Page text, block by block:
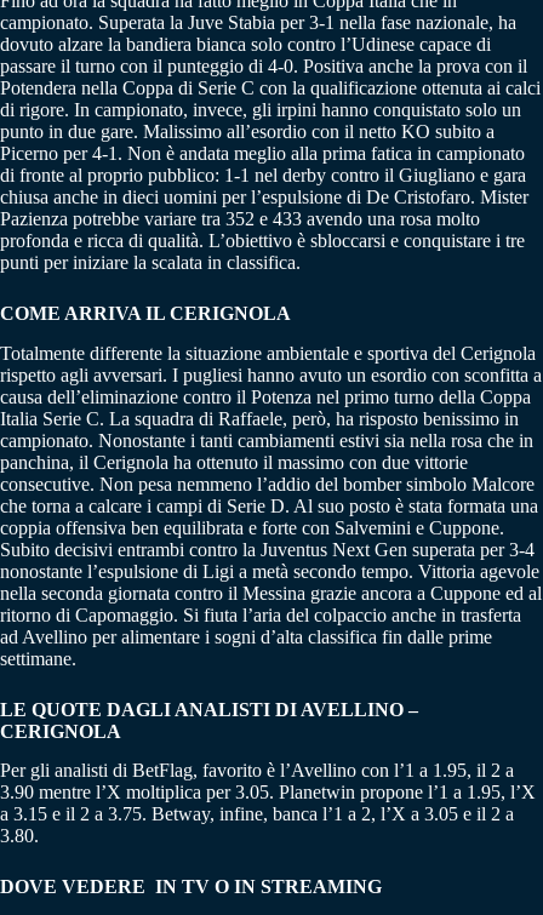
campionato. Superata la Juve Stabia per 3-1 nella fase nazionale, ha
dovuto alzare la bandiera bianca solo contro l’Udinese capace di
passare il turno con il punteggio di 4-0. Positiva anche la prova con il
Potendera nella Coppa di Serie C con la qualificazione ottenuta ai calci
di rigore. In campionato, invece, gli irpini hanno conquistato solo un
punto in due gare. Malissimo all’esordio con il netto KO subito a
Picerno per 4-1. Non è andata meglio alla prima fatica in campionato
di fronte al proprio pubblico: 1-1 nel derby contro il Giugliano e gara
chiusa anche in dieci uomini per l’espulsione di De Cristofaro. Mister
Pazienza potrebbe variare tra 352 e 433 avendo una rosa molto
profonda e ricca di qualità. L’obiettivo è sbloccarsi e conquistare i tre
punti per iniziare la scalata in classifica.
COME ARRIVA IL CERIGNOLA
Totalmente differente la situazione ambientale e sportiva del Cerignola
rispetto agli avversari. I pugliesi hanno avuto un esordio con sconfitta a
causa dell’eliminazione contro il Potenza nel primo turno della Coppa
Italia Serie C. La squadra di Raffaele, però, ha risposto benissimo in
campionato. Nonostante i tanti cambiamenti estivi sia nella rosa che in
panchina, il Cerignola ha ottenuto il massimo con due vittorie
consecutive. Non pesa nemmeno l’addio del bomber simbolo Malcore
che torna a calcare i campi di Serie D. Al suo posto è stata formata una
coppia offensiva ben equilibrata e forte con Salvemini e Cuppone.
Subito decisivi entrambi contro la Juventus Next Gen superata per 3-4
nonostante l’espulsione di Ligi a metà secondo tempo. Vittoria agevole
nella seconda giornata contro il Messina grazie ancora a Cuppone ed al
ritorno di Capomaggio. Si fiuta l’aria del colpaccio anche in trasferta
ad Avellino per alimentare i sogni d’alta classifica fin dalle prime
settimane.
LE QUOTE DAGLI ANALISTI DI AVELLINO –
CERIGNOLA
Per gli analisti di BetFlag, favorito è l’Avellino con l’1 a 1.95, il 2 a
3.90 mentre l’X moltiplica per 3.05. Planetwin propone l’1 a 1.95, l’X
a 3.15 e il 2 a 3.75. Betway, infine, banca l’1 a 2, l’X a 3.05 e il 2 a
3.80.
DOVE VEDERE IN TV O IN STREAMING